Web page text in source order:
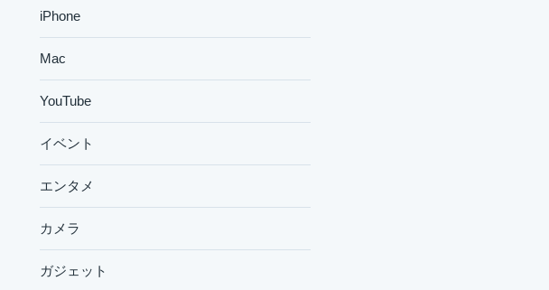
iPhone
Mac
YouTube
イベント
エンタメ
カメラ
ガジェット